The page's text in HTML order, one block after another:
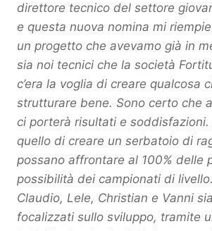
direttore tecnico del settore
e questa nuova nomina mi riempie
un progetto che avevamo già in
sia noi tecnici che la società
c’era la voglia di creare qualcosa
strutturare bene. Sono certo che
ci porterà risultati e soddisfazioni.
quello di creare un serbatoio di
possano affrontare al 100% delle
possibilità dei campionati di
Claudio, Lele, Christian e Vanni
focalizzati sullo sviluppo, tramite